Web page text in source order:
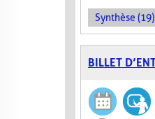
Synthèse (19)
BILLET